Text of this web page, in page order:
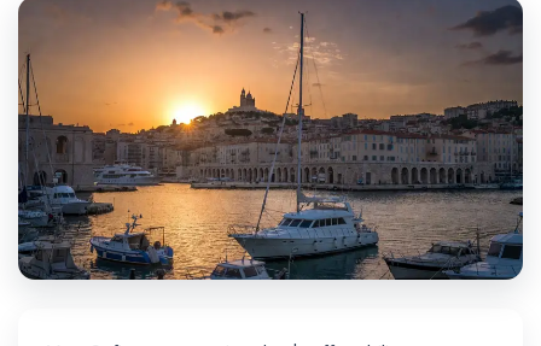
Trajet Longue Distance